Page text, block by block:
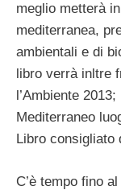
meglio metterà
mediterranea,
ambientali e di
libro verrà inltre
l’Ambiente
Mediterraneo
Libro consigliato
C’è tempo fino al